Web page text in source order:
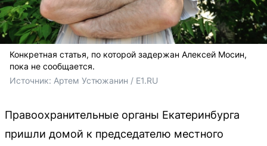
Конкретная статья, по которой задержан Алексей Мосин,
пока не сообщается.
Источник: Артем Устюжанин / E1.RU
Правоохранительные органы Екатеринбурга
пришли домой к председателю местного